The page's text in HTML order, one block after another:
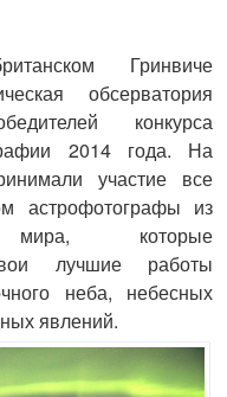
Гринвиче
обсерватория
конкурса
2014 года. На
участие все
астрофотографы из
которые
лучшие работы
неба, небесных
явлений.